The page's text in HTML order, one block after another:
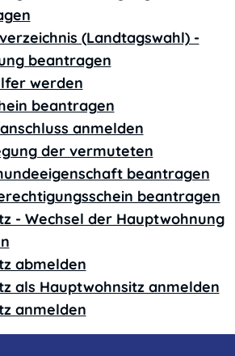
(Landtagswahl) -
beantragen
werden
beantragen
anmelden
der vermuteten
beantragen
beantragen
- Wechsel der Hauptwohnung
abmelden
als Hauptwohnsitz anmelden
anmelden